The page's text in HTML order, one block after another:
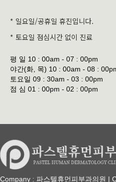
* 일요일/공휴일 휴진입니다.
* 토요일 점심시간 없이 진료
평 일 10 : 00am - 07 : 00pm
야간(화, 목) 10 : 00am - 08 :
토요일 09 : 30am - 03 : 00pm
점 심 01 : 00pm - 02 : 00pm
Company : 파스텔휴먼피부과의원 |